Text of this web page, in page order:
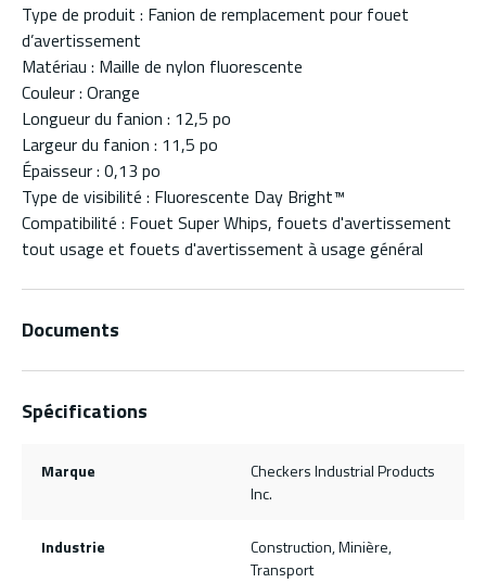
Type de produit : Fanion de remplacement pour fouet
d’avertissement
Matériau : Maille de nylon fluorescente
Couleur : Orange
Longueur du fanion : 12,5 po
Largeur du fanion : 11,5 po
Épaisseur : 0,13 po
Type de visibilité : Fluorescente Day Bright™
Compatibilité : Fouet Super Whips, fouets d'avertissement
tout usage et fouets d'avertissement à usage général
Documents
Spécifications
Marque
Checkers Industrial Products
Inc.
Industrie
Construction, Minière,
Transport